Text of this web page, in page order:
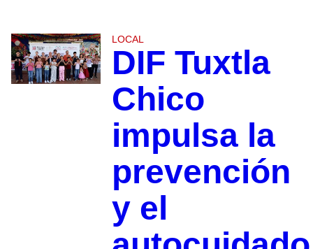
LOCAL
DIF Tuxtla
Chico
impulsa la
prevención
y el